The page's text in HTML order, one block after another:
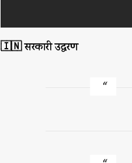
🇮🇳 सरकारी उद्धरण